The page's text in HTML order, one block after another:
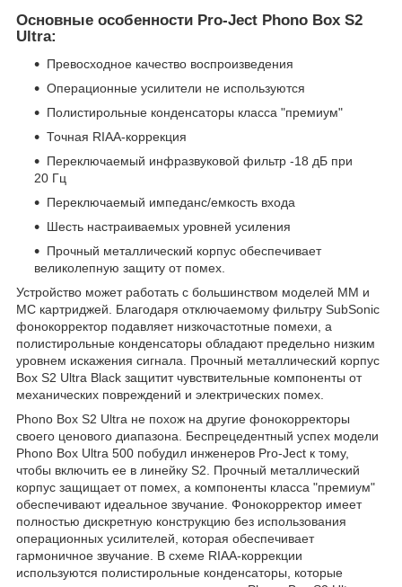
Основные особенности Pro-Ject Phono Box S2
Ultra:
Превосходное качество воспроизведения
Операционные усилители не используются
Полистирольные конденсаторы класса "премиум"
Точная RIAA-коррекция
Переключаемый инфразвуковой фильтр -18 дБ при
20 Гц
Переключаемый импеданс/емкость входа
Шесть настраиваемых уровней усиления
Прочный металлический корпус обеспечивает
великолепную защиту от помех.
Устройство может работать с большинством моделей MM и
MC картриджей. Благодаря отключаемому фильтру SubSonic
фонокорректор подавляет низкочастотные помехи, а
полистирольные конденсаторы обладают предельно низким
уровнем искажения сигнала. Прочный металлический корпус
Box S2 Ultra Black защитит чувствительные компоненты от
механических повреждений и электрических помех.
Phono Box S2 Ultra не похож на другие фонокорректоры
своего ценового диапазона. Беспрецедентный успех модели
Phono Box Ultra 500 побудил инженеров Pro-Ject к тому,
чтобы включить ее в линейку S2. Прочный металлический
корпус защищает от помех, а компоненты класса "премиум"
обеспечивают идеальное звучание. Фонокорректор имеет
полностью дискретную конструкцию без использования
операционных усилителей, которая обеспечивает
гармоничное звучание. В схеме RIAA-коррекции
используются полистирольные конденсаторы, которые